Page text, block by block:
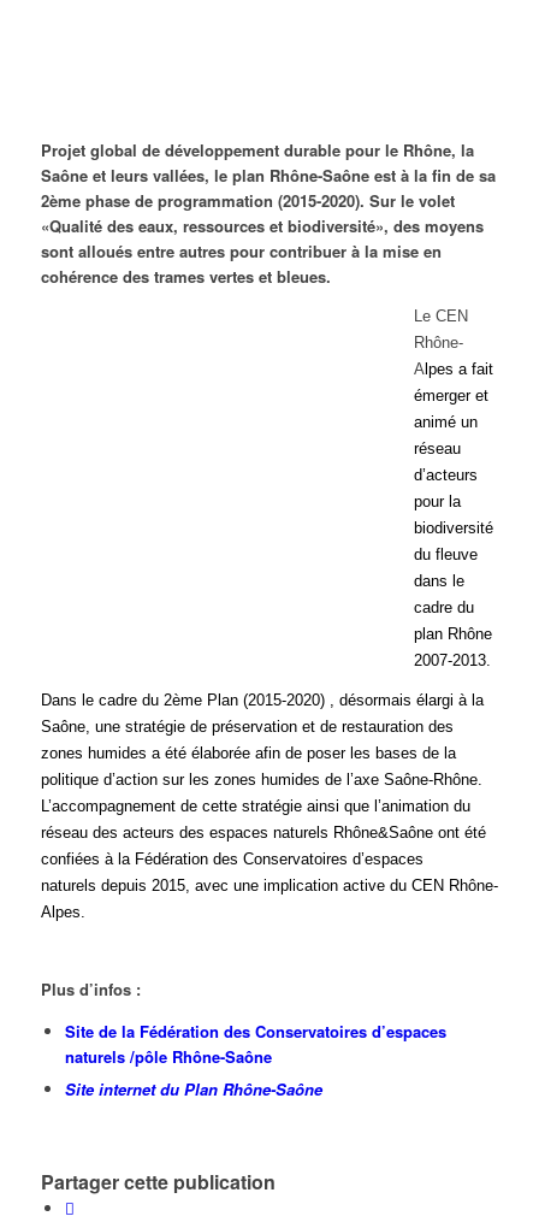
Projet global de développement durable pour le Rhône, la
Saône et leurs vallées, le plan Rhône-Saône est à la fin de sa
2ème phase de programmation (2015-2020). Sur le volet
«Qualité des eaux, ressources et biodiversité», des moyens
sont alloués entre autres pour contribuer à la mise en
cohérence des trames vertes et bleues.
Le CEN
Rhône-
A lpes a fait
émerger et
animé un
réseau
d’acteurs
pour la
biodiversité
du fleuve
dans le
cadre du
plan Rhône
2007-2013.
Dans le cadre du 2ème Plan (2015-2020) , désormais élargi à la
Saône, une stratégie de préservation et de restauration des
zones humides a été élaborée afin de poser les bases de la
politique d’action sur les zones humides de l’axe Saône-Rhône.
L’accompagnement de cette stratégie ainsi que l’animation du
réseau des acteurs des espaces naturels Rhône&Saône ont été
confiées à la Fédération des Conservatoires d’espaces
naturels depuis 2015, avec une implication active du CEN Rhône-
Alpes.
Plus d’infos :
Site de la Fédération des Conservatoires d’espaces
naturels /pôle Rhône-Saône
Site internet du Plan Rhône-Saône
Partager cette publication